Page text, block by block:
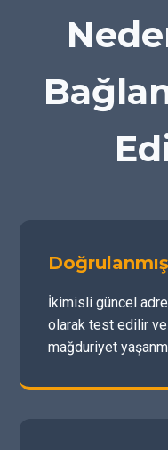
İkimisli güncel
olarak test edilir ve
mağduriyet